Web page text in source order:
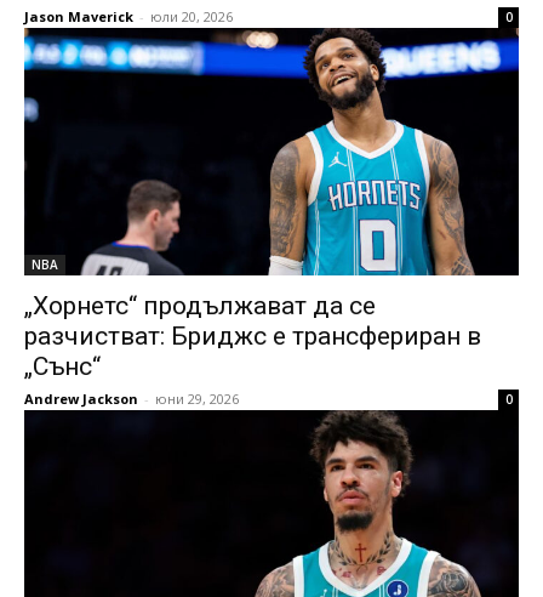
Jason Maverick - юли 20, 2026 0
NBA
„Хорнетс“ продължават да се
разчистват: Бриджс е трансфериран в
„Сънс“
Andrew Jackson - юни 29, 2026 0